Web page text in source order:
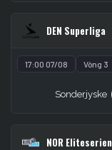
DEN Superliga
17:00 07/08 Vòng 3
Sonderjyske
NOR Eliteserien